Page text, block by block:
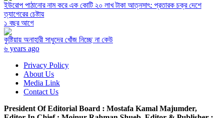
ইউরোপ পাঠানোর নাম করে এক কোটি ২০ লাখ টাকা আত্নসাৎ: প্রতারক চক্র দেশে
ত্যাগেরের চেষ্টায়
১ বছর আগে
কুষ্টিয়ায় অনাহারী সাধুদের খোঁজ নিচ্ছে না কেউ
৬ years ago
Privacy Policy
About Us
Media Link
Contact Us
President Of Editorial Board : Mostafa Kamal Majumder,